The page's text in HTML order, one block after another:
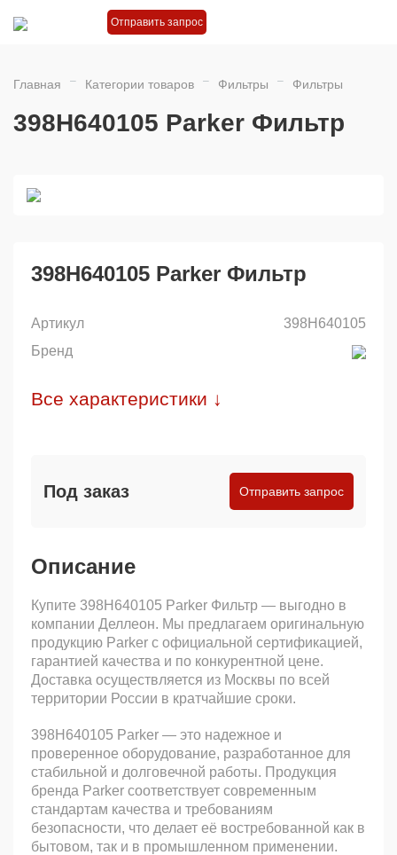
Отправить запрос
Главная Категории товаров Фильтры Фильтры
398H640105 Parker Фильтр
398H640105 Parker Фильтр
Артикул
398H640105
Бренд
Все характеристики ↓
Под заказ Отправить запрос
Описание
Купите 398H640105 Parker Фильтр — выгодно в
компании Деллеон. Мы предлагаем оригинальную
продукцию Parker с официальной сертификацией,
гарантией качества и по конкурентной цене.
Доставка осуществляется из Москвы по всей
территории России в кратчайшие сроки.
398H640105 Parker — это надежное и
проверенное оборудование, разработанное для
стабильной и долговечной работы. Продукция
бренда Parker соответствует современным
стандартам качества и требованиям
безопасности, что делает её востребованной как в
бытовом, так и в промышленном применении.